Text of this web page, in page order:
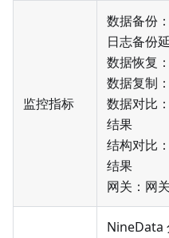
监控指标
数据备份
日志备份
数据恢复
数据复制
数据对比
结果
结构对比
结果
网关：网
NineData